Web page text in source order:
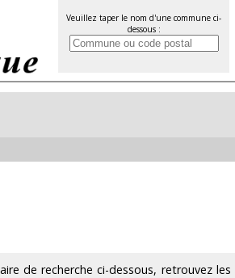
Veuillez taper le nom d'une commune ci-
dessous :
de recherche ci-dessous, retrouvez les